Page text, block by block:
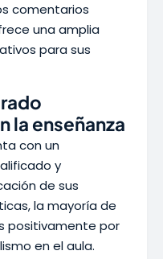
comentarios
una amplia
para sus
la enseñanza
con un
y
de sus
la mayoría de
positivamente por
en el aula.